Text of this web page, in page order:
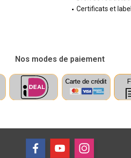
Certificats et
Nos modes de paiement